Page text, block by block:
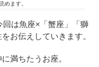
めます。
は魚座×「蟹座」「獅
お伝えしていきます。
満ちたうお座。